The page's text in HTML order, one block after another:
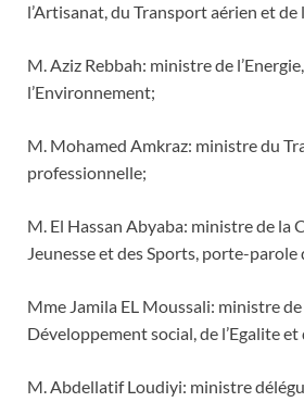
l’Artisanat, du Transport aérien et de
M. Aziz Rebbah: ministre de
l’Environnement;
M. Mohamed Amkraz: ministre du
professionnelle;
M. El Hassan Abyaba: ministre de la
Jeunesse et des Sports, porte-
Mme Jamila EL Moussali: ministre
Développement social, de l’Egalite et
M. Abdellatif Loudiyi: ministre